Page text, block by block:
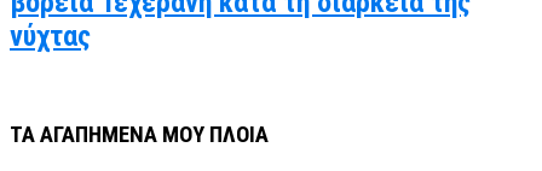
νύχτας
ΤΑ ΑΓΑΠΗΜΕΝΑ ΜΟΥ ΠΛΟΙΑ